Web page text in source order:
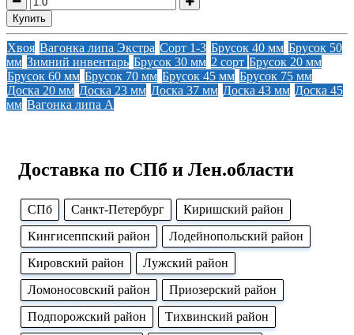
Купить
Хвоя Вагонка липа Экстра Сорт 1-3 Брусок 40 мм Брусок 50
мм Зимний инвентарь Брусок 30 мм 2 сорт Брусок 20 мм
Брусок 60 мм Брусок 70 мм Брусок 45 мм Брусок 75 мм
Доска 20 мм Доска 23 мм Доска 37 мм Доска 43 мм Доска 45
мм Вагонка липа А
Доставка по СПб и Лен.области
CПб Cанкт-Петербург
Киришский район
Кингисеппский район
Лодейнопольский район
Кировский район
Лужский район
Ломоносовский район
Приозерский район
Подпорожский район
Тихвинский район